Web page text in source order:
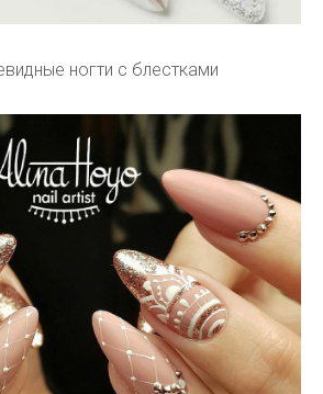
ногти с блестками